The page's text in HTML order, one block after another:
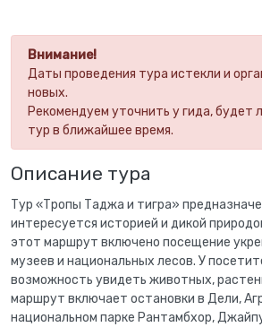
Внимание!
Даты проведения тура истекли и
новых.
Рекомендуем уточнить у гида, будет
тур в ближайшее время.
Описание тура
Тур «Тропы Таджа и тигра»
интересуется историей и дикой
этот маршрут включено посещение
музеев и национальных лесов. У
возможность увидеть животных,
маршрут включает остановки в Дели,
национальном парке Рантамбхор,